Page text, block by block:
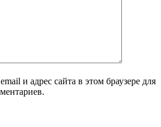
и адрес сайта в этом браузере для